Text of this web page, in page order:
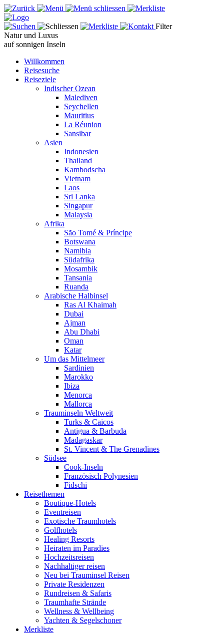
Filter
Natur und Luxus
auf sonnigen Inseln
Willkommen
Reisesuche
Reiseziele
Indischer Ozean
Malediven
Seychellen
Mauritius
La Réunion
Sansibar
Asien
Indonesien
Thailand
Kambodscha
Vietnam
Laos
Sri Lanka
Singapur
Malaysia
Afrika
São Tomé & Príncipe
Botswana
Namibia
Südafrika
Mosambik
Tansania
Ruanda
Arabische Halbinsel
Ras Al Khaimah
Dubai
Ajman
Abu Dhabi
Oman
Katar
Um das Mittelmeer
Sardinien
Marokko
Ibiza
Menorca
Mallorca
Trauminseln Weltweit
Turks & Caicos
Antigua & Barbuda
Madagaskar
St. Vincent & The Grenadines
Südsee
Cook-Inseln
Französisch Polynesien
Fidschi
Reisethemen
Boutique-Hotels
Eventreisen
Exotische Traumhotels
Golfhotels
Healing Resorts
Heiraten im Paradies
Hochzeitsreisen
Nachhaltiger reisen
Neu bei Trauminsel Reisen
Private Residenzen
Rundreisen & Safaris
Traumhafte Strände
Wellness & Wellbeing
Yachten & Segelschoner
Merkliste